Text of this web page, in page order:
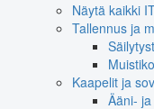
Näytä kaikki
Tallennus ja
Kaapelit ja
Ääni-